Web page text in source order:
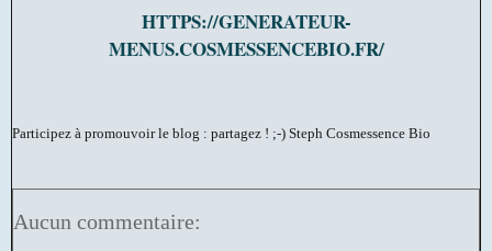
HTTPS://GENERATEUR-
MENUS.COSMESSENCEBIO.FR/
Participez à promouvoir le blog : partagez ! ;-) Steph Cosmessence Bio
Aucun commentaire: